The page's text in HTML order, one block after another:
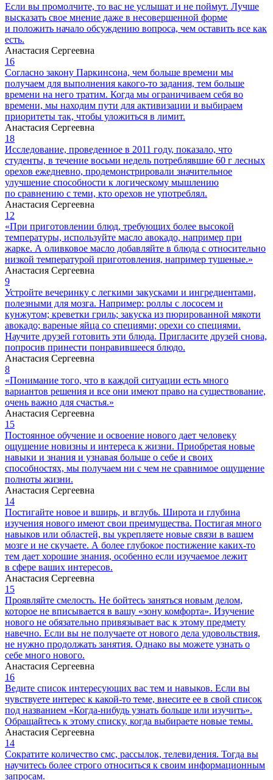
Если вы промолчите, то вас не услышат и не поймут. Лучше
высказать свое мнение даже в несовершенной форме
и положить начало обсуждению вопроса, чем оставить все как
есть.
Анастасия Сергеевна
16
Согласно закону Паркинсона, чем больше времени мы
получаем для выполнения какого-то задания, тем больше
времени на него тратим. Когда мы ограничиваем себя во
времени, мы находим пути для активизации и выбираем
приоритеты так, чтобы уложиться в лимит.
Анастасия Сергеевна
18
Исследование, проведенное в 2011 году, показало, что
студенты, в течение восьми недель потреблявшие 60 г лесных
орехов ежедневно, продемонстрировали значительное
улучшение способности к логическому мышлению
по сравнению с теми, кто орехов не употреблял.
Анастасия Сергеевна
12
«При приготовлении блюд, требующих более высокой
температуры, используйте масло авокадо, например при
жарке. А оливковое масло добавляйте в блюда с относительно
низкой температурой приготовления, например тушеные.»
Анастасия Сергеевна
9
Устройте вечеринку с легкими закусками и ингредиентами,
полезными для мозга. Например: роллы с лососем и
кунжутом; креветки гриль; закус­ка из пюрированной мякоти
авокадо; вареные яйца со специями; орехи со специями.
Научите друзей готовить эти блюда. Пригласите друзей снова,
попросив принести понравившееся блюдо.
Анастасия Сергеевна
8
«Понимание того, что в каждой ситуации есть много
вариантов решения и все они имеют право на существование,
очень важно для счастья.»
Анастасия Сергеевна
15
Постоянное обучение и освоение нового дает человеку
ощущение новизны и интереса к жизни. Приобретая новые
навыки и знания и узнавая больше о себе и своих
способностях, мы получаем ни с чем не сравнимое ощущение
полноты жизни.
Анастасия Сергеевна
14
Постигайте новое и вширь, и вглубь. Широта и глубина
изучения нового имеют свои преимущества. Постигая много
навыков или областей, вы укрепляете новые связи в вашем
мозге и не скучаете. А более глубокое постижение каких-то
тем дает хорошие знания, особенно если изучаемое лежит
в сфере ваших интересов.
Анастасия Сергеевна
15
Проявляйте смелость. Не бойтесь заняться новым делом,
которое не вписывается в вашу «зону комфорта». Изучение
нового не обязательно привязывает вас к этому предмету
навечно. Если вы не получаете от нового дела удовольствия,
не нужно продолжать занятия. Однако вы можете узнать о
себе много нового.
Анастасия Сергеевна
16
Ведите список интересующих вас тем и навыков. Если вы
чувствуете интерес к какой-то теме, внесите ее в свой список
под названием «Когда-нибудь узнать больше или изучить».
Обращайтесь к этому списку, когда выбираете новые темы.
Анастасия Сергеевна
14
Сократите количество смс, рассылок, телевидения. Тогда вы
научитесь более строго относиться к своим информационным
запросам.